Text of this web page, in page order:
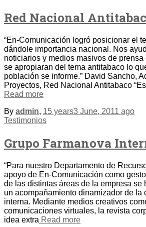
Red Nacional
“En-Comunicación logró posicionar el
dándole importancia nacional. Nos
noticiarios y medios masivos de
se apropiaran del tema antitabaco lo
población se informe.” David Sancho,
Proyectos, Red Nacional Antitabaco
Read more
By admin, 15 years3 June, 2011 ago
Testimonios
Grupo Farmanova
“Para nuestro Departamento de
apoyo de En-Comunicación como
de las distintas áreas de la empresa se
un acompañamiento dinamizador de la
interna. Mediante medios creativos
comunicaciones virtuales, la revista
idea extra Read more